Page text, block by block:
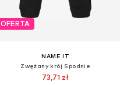
OFERTA
NAME IT
Zwężany krój Spodnie
73,71 zł